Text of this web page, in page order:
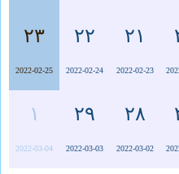
٢١
2022-02-23
٢٢
2022-02-24
٢٣
2022-02-25
٢٨
2022-03-02
٢٩
2022-03-03
١
2022-03-04